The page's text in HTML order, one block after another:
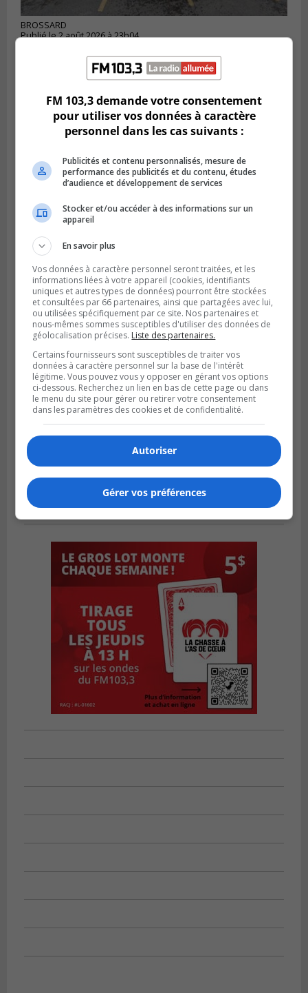
BROSSARD
Publié le 2 août 2026 à 23h04
GREENFIELD PARK
Publié le 31 juillet 2026 à 16h45
Des firmes de Longueuil vont participer
aux méga-travaux de l’hôpital Charles-
Le Moyne
FM 103,3 demande votre consentement
pour utiliser vos données à caractère
personnel dans les cas suivants :
Publicités et contenu personnalisés, mesure de
performance des publicités et du contenu, études
d’audience et développement de services
Stocker et/ou accéder à des informations sur un
appareil
En savoir plus
Vos données à caractère personnel seront traitées, et les
informations liées à votre appareil (cookies, identifiants
uniques et autres types de données) pourront être stockées
et consultées par 66 partenaires, ainsi que partagées avec lui,
ou utilisées spécifiquement par ce site. Nos partenaires et
nous-mêmes sommes susceptibles d'utiliser des données de
géolocalisation précises. Liste des partenaires.
Certains fournisseurs sont susceptibles de traiter vos
données à caractère personnel sur la base de l'intérêt
légitime. Vous pouvez vous y opposer en gérant vos options
ci-dessous. Recherchez un lien en bas de cette page ou dans
le menu du site pour gérer ou retirer votre consentement
dans les paramètres des cookies et de confidentialité.
Autoriser
Gérer vos préférences